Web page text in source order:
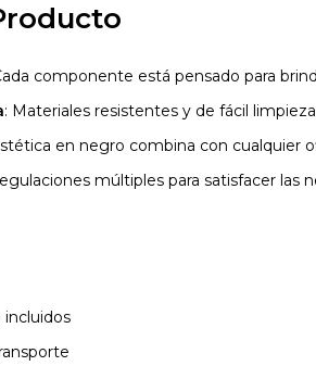
componente está pensado para
: Materiales resistentes y de fácil
en negro combina con cualquier
múltiples para satisfacer las
incluidos